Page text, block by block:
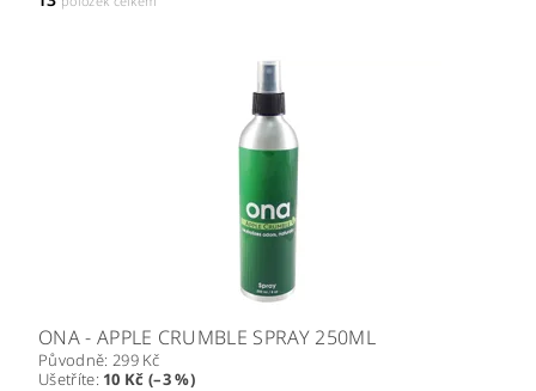
ONA - APPLE CRUMBLE SPRAY 250ML
Původně: 299 Kč
Ušetříte: 10 Kč (–3 %)